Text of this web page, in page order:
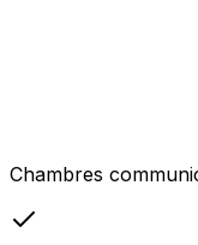
Chambres